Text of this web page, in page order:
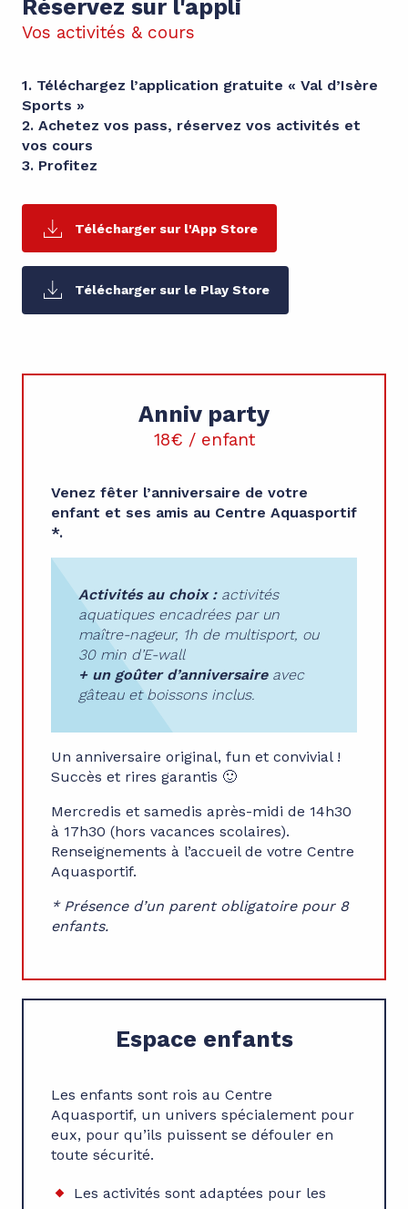
Réservez sur l'appli
Vos activités & cours
1. Téléchargez l’application gratuite « Val d’Isère
Sports »
2. Achetez vos pass, réservez vos activités et
vos cours
3. Profitez
Télécharger sur l'App Store
Télécharger sur le Play Store
Anniv party
18€ / enfant
Venez fêter l’anniversaire de votre
enfant et ses amis au Centre Aquasportif
*.
Activités au choix :activités
aquatiques encadrées par un
maître-nageur, 1h de multisport, ou
30 min d’E-wall
+ un goûter d’anniversaireavec
gâteau et boissons inclus.
Un anniversaire original, fun et convivial !
Succès et rires garantis 🙂
Mercredis et samedis après-midi de 14h30
à 17h30 (hors vacances scolaires).
Renseignements à l’accueil de votre Centre
Aquasportif.
* Présence d’un parent obligatoire pour 8
enfants.
Espace enfants
Les enfants sont rois au Centre
Aquasportif, un univers spécialement pour
eux, pour qu’ils puissent se défouler en
toute sécurité.
Les activités sont adaptées pour les